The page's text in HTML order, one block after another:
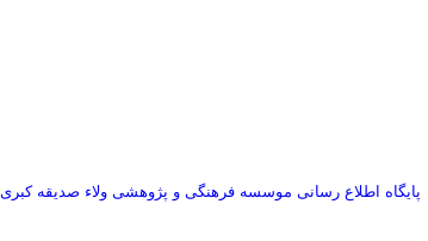
پایگاه اطلاع رسانی موسسه فرهنگی و پژوهشی ولاء صدیقه کبری